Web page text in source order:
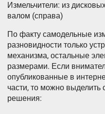
Измельчители: из
валом (справа)
По факту самодельные
разновидности только
механизма, остальные
размерами. Если
опубликованные в
части, то можно
решения: